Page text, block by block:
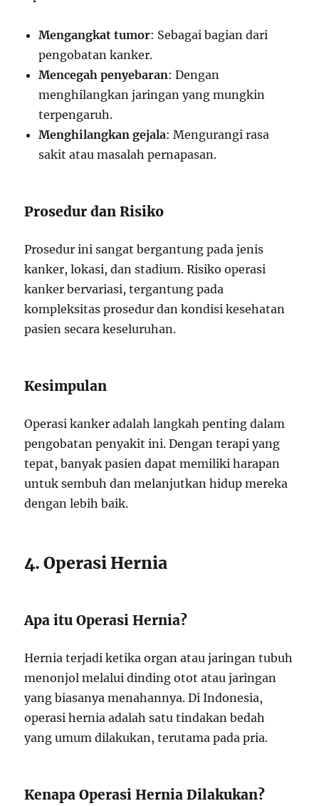
Mengangkat tumor: Sebagai bagian dari
pengobatan kanker.
Mencegah penyebaran: Dengan
menghilangkan jaringan yang mungkin
terpengaruh.
Menghilangkan gejala: Mengurangi rasa
sakit atau masalah pernapasan.
Prosedur dan Risiko
Prosedur ini sangat bergantung pada jenis
kanker, lokasi, dan stadium. Risiko operasi
kanker bervariasi, tergantung pada
kompleksitas prosedur dan kondisi kesehatan
pasien secara keseluruhan.
Kesimpulan
Operasi kanker adalah langkah penting dalam
pengobatan penyakit ini. Dengan terapi yang
tepat, banyak pasien dapat memiliki harapan
untuk sembuh dan melanjutkan hidup mereka
dengan lebih baik.
4. Operasi Hernia
Apa itu Operasi Hernia?
Hernia terjadi ketika organ atau jaringan tubuh
menonjol melalui dinding otot atau jaringan
yang biasanya menahannya. Di Indonesia,
operasi hernia adalah satu tindakan bedah
yang umum dilakukan, terutama pada pria.
Kenapa Operasi Hernia Dilakukan?